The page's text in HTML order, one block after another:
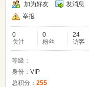
加为好友
发消息
举报
0
关注
0
粉丝
24
访客
等级：
身份： VIP
总积分： 255